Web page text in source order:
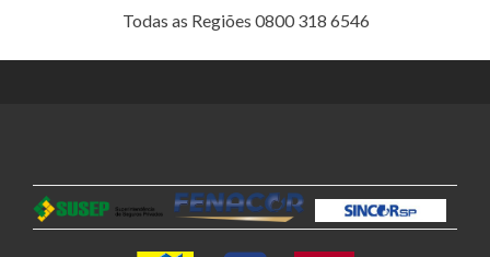
Todas as Regiões 0800 318 6546